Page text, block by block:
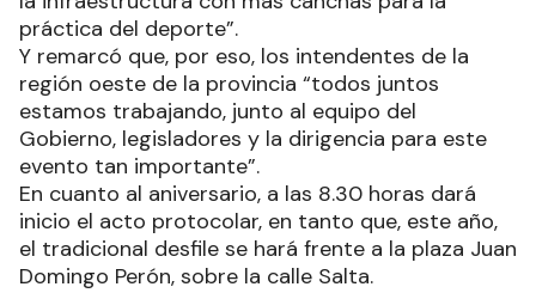
práctica del deporte”.
Y remarcó que, por eso, los intendentes de la
región oeste de la provincia “todos juntos
estamos trabajando, junto al equipo del
Gobierno, legisladores y la dirigencia para este
evento tan importante”.
En cuanto al aniversario, a las 8.30 horas dará
inicio el acto protocolar, en tanto que, este año,
el tradicional desfile se hará frente a la plaza Juan
Domingo Perón, sobre la calle Salta.